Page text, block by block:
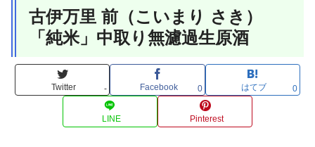
古伊万里 前（こいまり さき）
「純米」中取り無濾過生原酒
Twitter - Facebook 0 はてブ 0
LINE Pinterest